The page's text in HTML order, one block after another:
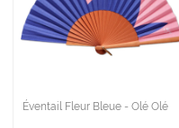
Éventail Fleur Bleue - Olé Olé